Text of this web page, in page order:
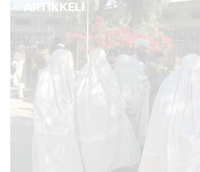
ARTIKKELI